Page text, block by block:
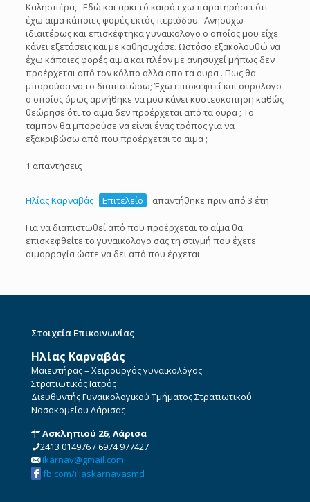
Καλησπέρα, Εδώ και αρκετό καιρό εχω παρατηρήσει ότι
έχω αιμα κάποιες φορές εκτός περιόδου. Ανησυχω
ιδιαιτέρως και επισκέφτηκα γυναικολογο ο οποίος μου είχε
κάνει εξετάσεις και με καθησυχάσε. Ωστόσο εξακολουθώ να
έχω κάποιες φορές αιμα και πλέον με ανησυχεί μήπως δεν
προέρχεται από τον κόλπο αλλά απο τα ουρα . Πως θα
μπορούσα να το διαπιστώσω; Έχω επισκεφτεί και ουρολογο
ο οποίος όμως αρνήθηκε να μου κάνει κυστεοκοπηση καθώς
θεώρησε ότι το αιμα δεν προέρχεται από τα ουρα ; Το
ταμπον θα μπορούσε να είναι ένας τρόπος για να
εξακριβώσω από που προέρχεται το αιμα ;
1 απαντήσεις
Ηλίας Καρναβάς Επιτελείο απαντήθηκε πριν από 3 έτη
Για να διαπιστωθεί από που προέρχεται το αίμα θα
επισκεφθείτε το γυναικολογο σας τη στιγμή που έχετε
αιμορραγία ώστε να δει από που έρχεται
Στοιχεία Επικοινωνίας
Ηλίας Καρναβάς
Μαιευτήρας – Χειρουργός γυναικολόγος
Στρατιωτικός Ιατρός
Διευθυντής Γυναικολογικού Τμήματος Στρατιωτικού
Νοσοκομείου Λάρισας
Ασκληπιού 26, Λάρισα
2413 014976/6974 977427
ikarnav@gmail.com
fb.com/iliaskarnavasmd